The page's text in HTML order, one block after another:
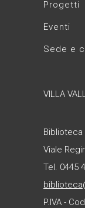
Progetti
Eventi
Sede e
VILLA
Biblioteca
Viale
Tel. 0445
P.IVA -